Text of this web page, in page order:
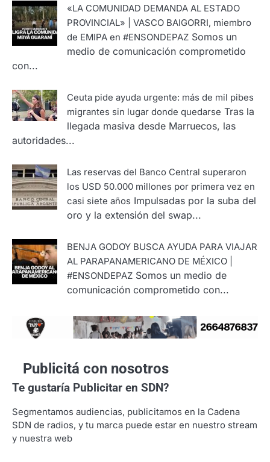
«LA COMUNIDAD DEMANDA AL ESTADO
PROVINCIAL» | VASCO BAIGORRI, miembro
de EMIPA en #ENSONDEPAZ Somos un
medio de comunicación comprometido
con...
Ceuta pide ayuda urgente: más de mil pibes
migrantes sin lugar donde quedarse Tras la
llegada masiva desde Marruecos, las
autoridades...
Las reservas del Banco Central superaron
los USD 50.000 millones por primera vez en
casi siete años Impulsadas por la suba del
oro y la extensión del swap...
BENJA GODOY BUSCA AYUDA PARA VIAJAR
AL PARAPANAMERICANO DE MÉXICO |
#ENSONDEPAZ Somos un medio de
comunicación comprometido con...
Publicitá con nosotros
Te gustaría Publicitar en SDN?
Segmentamos audiencias, publicitamos en la Cadena
SDN de radios, y tu marca puede estar en nuestro stream
y nuestra web